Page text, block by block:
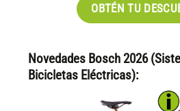
OBTÉN TU
Novedades Bosch 2026
Bicicletas Eléctricas):